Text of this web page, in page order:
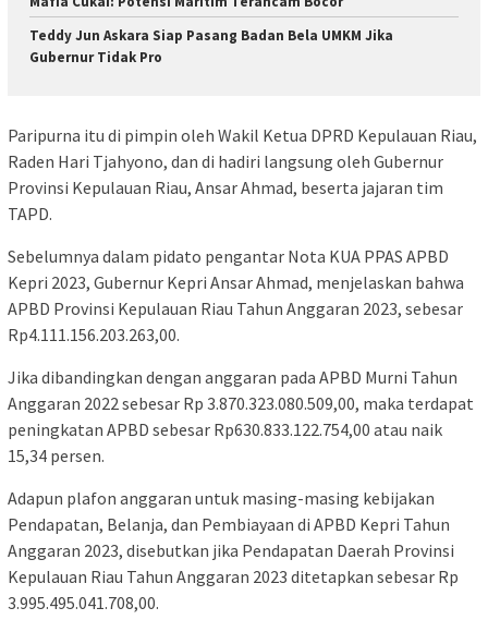
Teddy Jun Askara Siap Pasang Badan Bela UMKM Jika
Gubernur Tidak Pro
Paripurna itu di pimpin oleh Wakil Ketua DPRD Kepulauan Riau,
Raden Hari Tjahyono, dan di hadiri langsung oleh Gubernur
Provinsi Kepulauan Riau, Ansar Ahmad, beserta jajaran tim
TAPD.
Sebelumnya dalam pidato pengantar Nota KUA PPAS APBD
Kepri 2023, Gubernur Kepri Ansar Ahmad, menjelaskan bahwa
APBD Provinsi Kepulauan Riau Tahun Anggaran 2023, sebesar
Rp4.111.156.203.263,00.
Jika dibandingkan dengan anggaran pada APBD Murni Tahun
Anggaran 2022 sebesar Rp 3.870.323.080.509,00, maka terdapat
peningkatan APBD sebesar Rp630.833.122.754,00 atau naik
15,34 persen.
Adapun plafon anggaran untuk masing-masing kebijakan
Pendapatan, Belanja, dan Pembiayaan di APBD Kepri Tahun
Anggaran 2023, disebutkan jika Pendapatan Daerah Provinsi
Kepulauan Riau Tahun Anggaran 2023 ditetapkan sebesar Rp
3.995.495.041.708,00.